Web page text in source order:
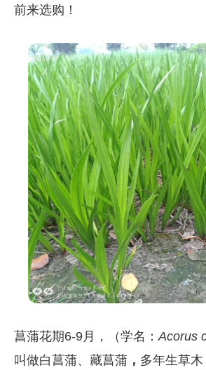
前来选购！
菖蒲花期6-9月，（学名：Acorus
叫做白菖蒲、藏菖蒲， 多年生草木